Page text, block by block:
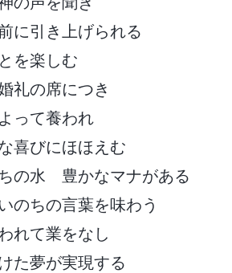
に引き上げられる
を楽しむ
礼の席につき
って養われ
喜びにほほえむ
の水 豊かなマナがある
のちの言葉を味わう
れて業をなし
た夢が実現する